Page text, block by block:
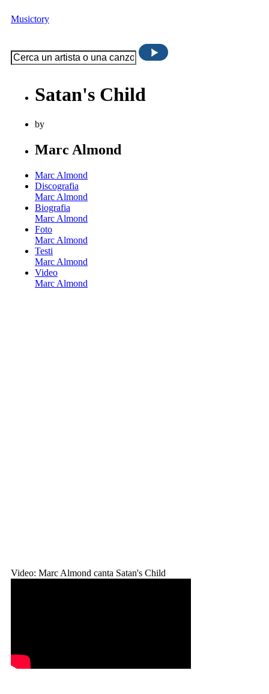
Musictory
Satan's Child
by
Marc Almond
Marc Almond
Discografia
Marc Almond
Biografia
Marc Almond
Foto
Marc Almond
Testi
Marc Almond
Video
Marc Almond
Video: Marc Almond canta Satan's Child